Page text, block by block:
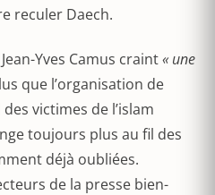
reculer Daech.
Jean-Yves Camus craint« une
que l’organisation de
victimes de l’islam
toujours plus au fil des
déjà oubliées.
de la presse bien-